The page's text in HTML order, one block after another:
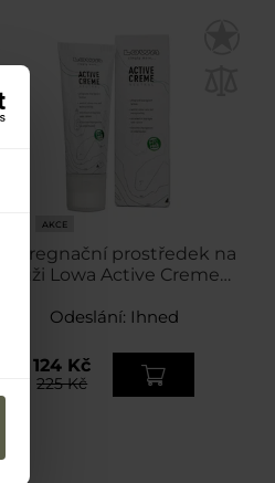
AKCE
Impregnační prostředek na
kůži Lowa Active Creme
Odeslání: Ihned
124 Kč
225 Kč